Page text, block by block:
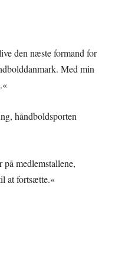
den næste formand for
Med min
håndboldsporten
medlemstallene,
at fortsætte.«